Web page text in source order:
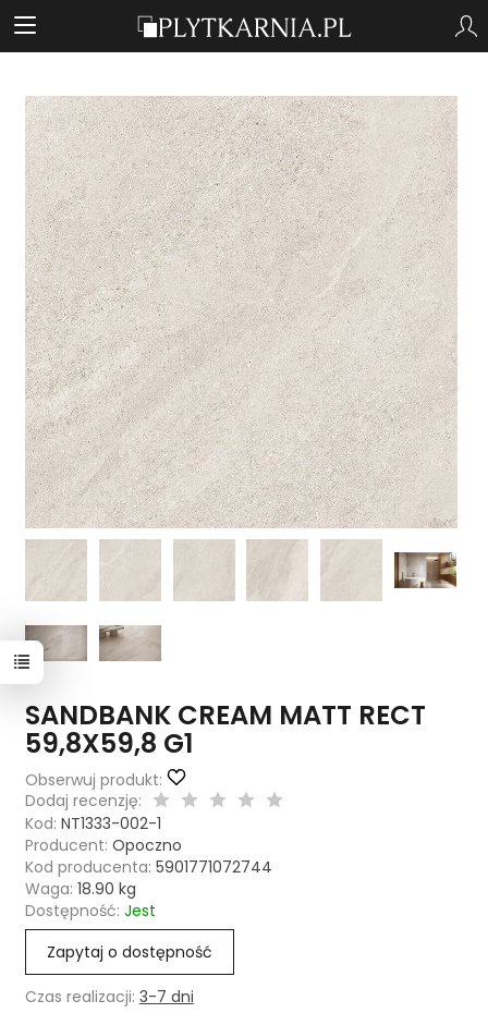
SANDBANK CREAM MATT RECT
59,8X59,8 G1
Obserwuj produkt:
Dodaj recenzję:
Kod: NT1333-002-1
Producent: Opoczno
Kod producenta: 5901771072744
Waga: 18.90 kg
Dostępność: Jest
Zapytaj o dostępność
Czas realizacji: 3-7 dni